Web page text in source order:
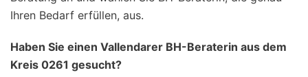
Ihren Bedarf erfüllen, aus.
Haben Sie einen Vallendarer BH-Beraterin aus dem
Kreis 0261 gesucht?